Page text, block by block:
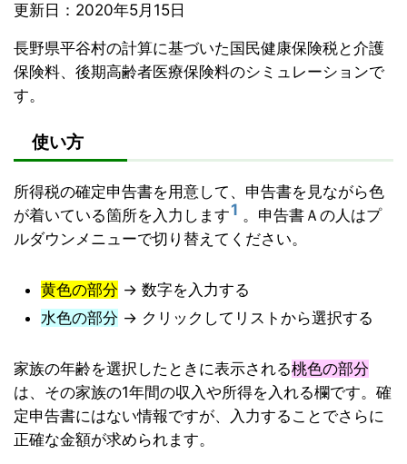
更新日： 2020年5月15日
長野県平谷村の計算に基づいた国民健康保険税と介護
保険料、後期高齢者医療保険料のシミュレーションで
す。
使い方
所得税の確定申告書を用意して、申告書を見ながら色
が着いている箇所を入力します1 。申告書Ａの人はプ
ルダウンメニューで切り替えてください。
黄色の部分 → 数字を入力する
水色の部分 → クリックしてリストから選択する
家族の年齢を選択したときに表示される桃色の部分
は、その家族の1年間の収入や所得を入れる欄です。確
定申告書にはない情報ですが、入力することでさらに
正確な金額が求められます。